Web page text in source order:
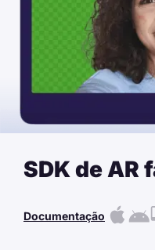
SDK de AR
Documentação